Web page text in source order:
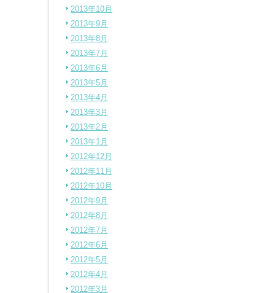
2013年10月
2013年9月
2013年8月
2013年7月
2013年6月
2013年5月
2013年4月
2013年3月
2013年2月
2013年1月
2012年12月
2012年11月
2012年10月
2012年9月
2012年8月
2012年7月
2012年6月
2012年5月
2012年4月
2012年3月